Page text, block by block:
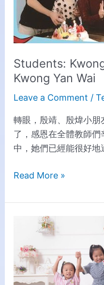
Students:
Kwong Yan Wai
Leave a Comment /
轉眼，殷靖、殷煒小
了，感恩在全體教師
中，她們已經能很好地
Yan
Wai
Read More »
Students:
Tinsley
Hoi
Ching,